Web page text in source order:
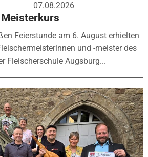
07.08.2026
Feierstunde am 6. August erhielten
und -meister des
Fleischerschule Augsburg...